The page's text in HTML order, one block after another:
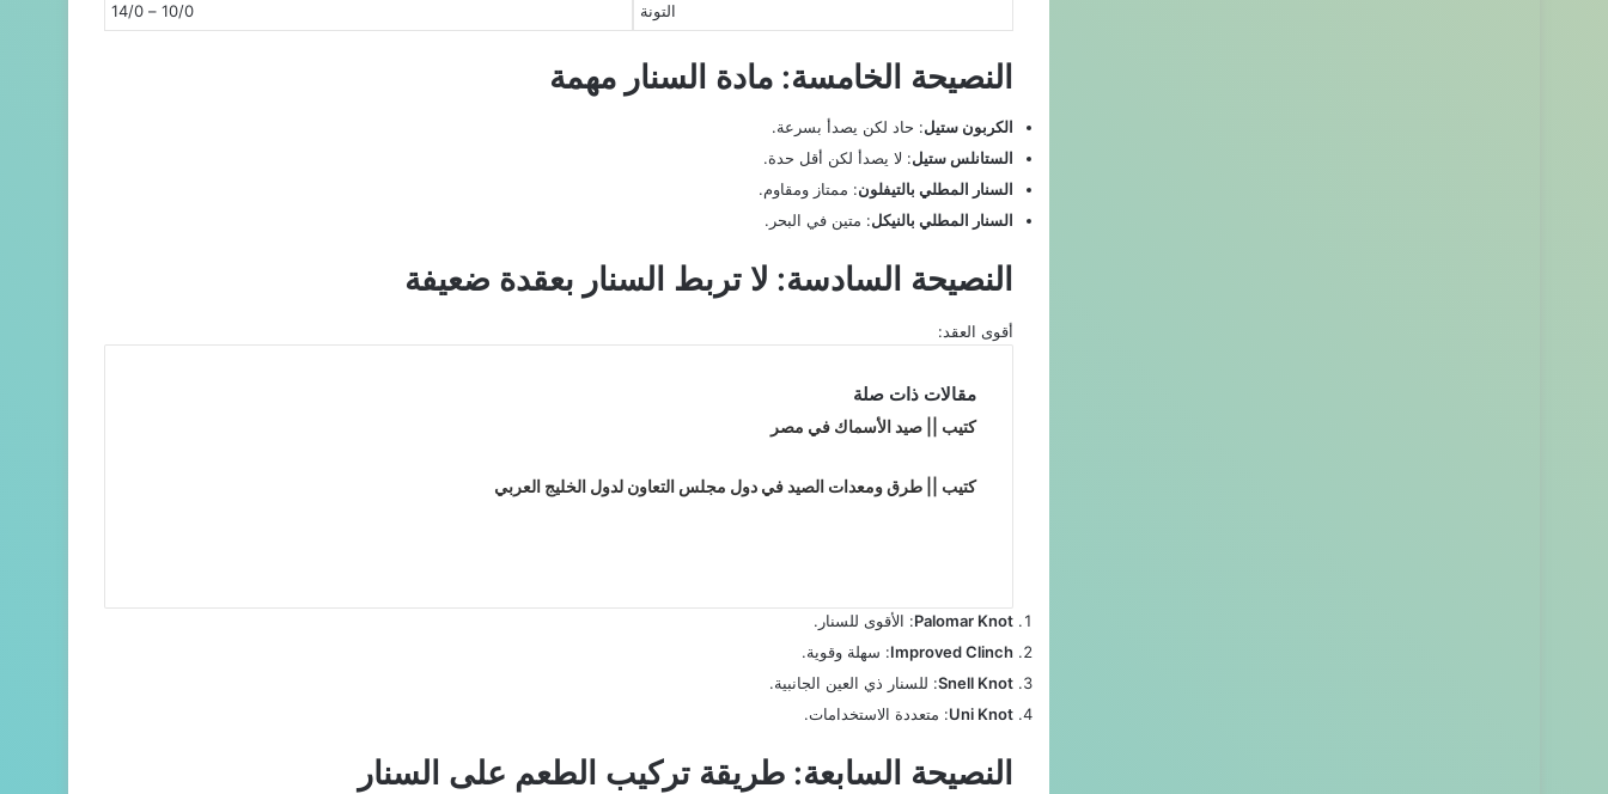
التونة 10/0 – 14/0
النصيحة الخامسة: مادة السنار مهمة
الكربون ستيل: حاد لكن يصدأ بسرعة.
الستانلس ستيل: لا يصدأ لكن أقل حدة.
السنار المطلي بالتيفلون: ممتاز ومقاوم.
السنار المطلي بالنيكل: متين في البحر.
النصيحة السادسة: لا تربط السنار بعقدة ضعيفة
أقوى العقد:
مقالات ذات صلة
كتيب || صيد الأسماك في مصر
كتيب || طرق ومعدات الصيد في دول مجلس التعاون لدول الخليج العربي
Palomar Knot: الأقوى للسنار.
Improved Clinch: سهلة وقوية.
Snell Knot: للسنار ذي العين الجانبية.
Uni Knot: متعددة الاستخدامات.
النصيحة السابعة: طريقة تركيب الطعم على السنار